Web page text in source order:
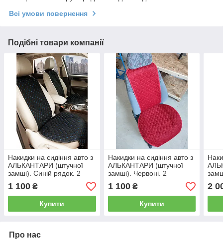
Всі умови повернення
Подібні товари компанії
Накидки на сидіння авто з
АЛЬКАНТАРИ (штучної
замші). Синій рядок. 2
передніх
1 100 ₴
Купити
Накидки на сидіння авто з
АЛЬКАНТАРИ (штучної
замші). Червоні. 2
передніх
1 100₴
Купити
2
Про нас